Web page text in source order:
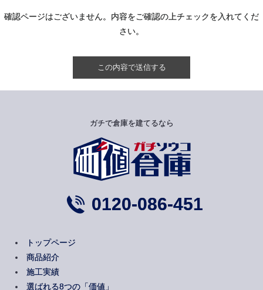
確認ページはございません。内容をご確認の上チェックを入れてくだ
さい。
ガチで倉庫を建てるなら
0120-086-451
トップページ
商品紹介
施工実績
選ばれる8つの「価値」